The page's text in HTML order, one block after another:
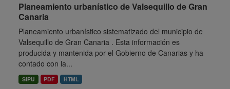
Planeamiento urbanístico de Valsequillo de Gran
Canaria
Planeamiento urbanístico sistematizado del municipio de
Valsequillo de Gran Canaria . Esta información es
producida y mantenida por el Gobierno de Canarias y ha
contado con la...
SIPU PDF HTML